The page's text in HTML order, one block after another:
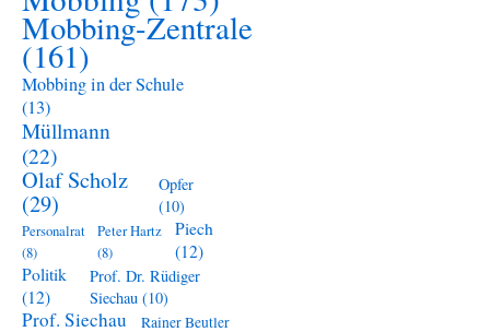
Mobbing-Zentrale
(161)
Mobbing in der Schule
(13)
Müllmann
(22)
Olaf Scholz
(29)
Opfer
(10)
Personalrat
(8)
Peter Hartz
(8)
Piech
(12)
Politik
(12)
Prof. Dr. Rüdiger
Siechau (10)
Prof. Siechau
Rainer Beutler